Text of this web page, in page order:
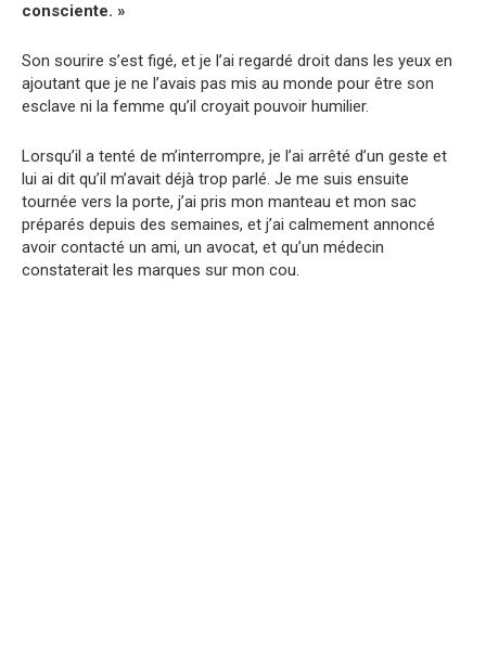
consciente. »
Son sourire s’est figé, et je l’ai regardé droit dans les yeux en
ajoutant que je ne l’avais pas mis au monde pour être son
esclave ni la femme qu’il croyait pouvoir humilier.
Lorsqu’il a tenté de m’interrompre, je l’ai arrêté d’un geste et
lui ai dit qu’il m’avait déjà trop parlé. Je me suis ensuite
tournée vers la porte, j’ai pris mon manteau et mon sac
préparés depuis des semaines, et j’ai calmement annoncé
avoir contacté un ami, un avocat, et qu’un médecin
constaterait les marques sur mon cou.